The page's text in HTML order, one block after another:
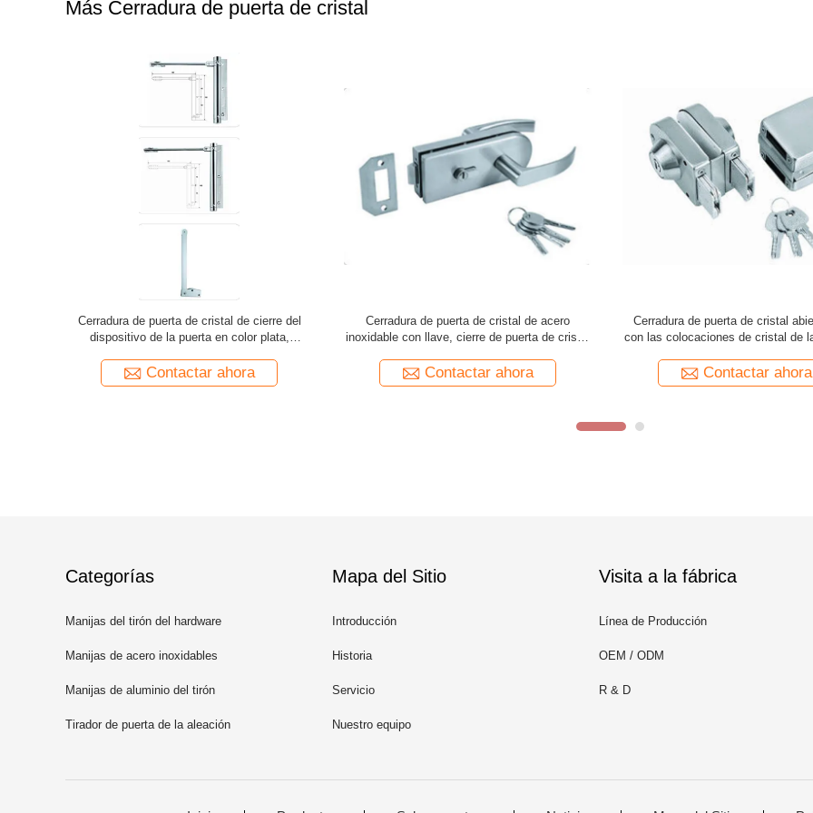
Más Cerradura de puerta de cristal
Sillón de cristal de aleación de aluminio de
doble lado ajustable soporte de soporte de 180
Contactar ahora
Hardware Acero inoxidable sin marco
Enmarcado oculto Espejo pivote de vidrio
ducha
Contactar ahora
Acero inoxidable de carga
Aleación de zinc Cubierta del horno
para el gabinete
Contactar ahora
Categorías
Manijas del tirón del hardware
Manijas de acero inoxidables
Manijas de aluminio del tirón
Tirador de puerta de la aleación
Mapa del Sitio
Introducción
Historia
Servicio
Nuestro equipo
Visita a la fábrica
Línea de Producción
OEM / ODM
R & D